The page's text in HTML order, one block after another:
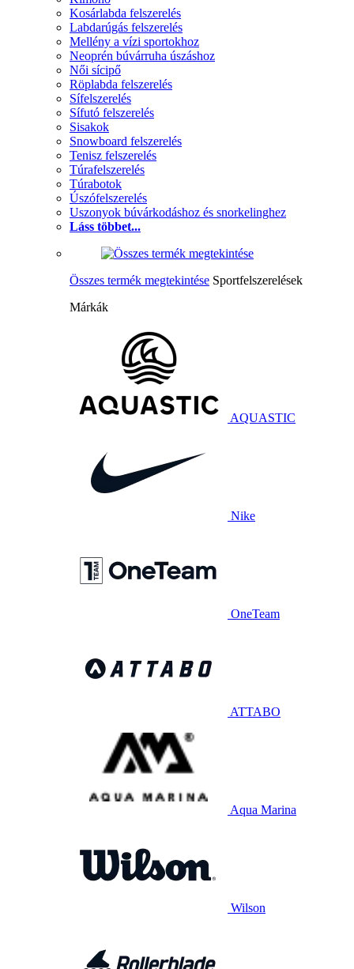
Kosárlabda felszerelés
Labdarúgás felszerelés
Mellény a vízi sportokhoz
Neoprén búvárruha úszáshoz
Női sícipő
Röplabda felszerelés
Sífelszerelés
Sífutó felszerelés
Sisakok
Snowboard felszerelés
Tenisz felszerelés
Túrafelszerelés
Túrabotok
Úszófelszerelés
Uszonyok búvárkodáshoz és snorkelinghez
Láss többet...
Összes termék megtekintése Sportfelszerelések
Márkák
AQUASTIC
Nike
OneTeam
ATTABO
Aqua Marina
Wilson